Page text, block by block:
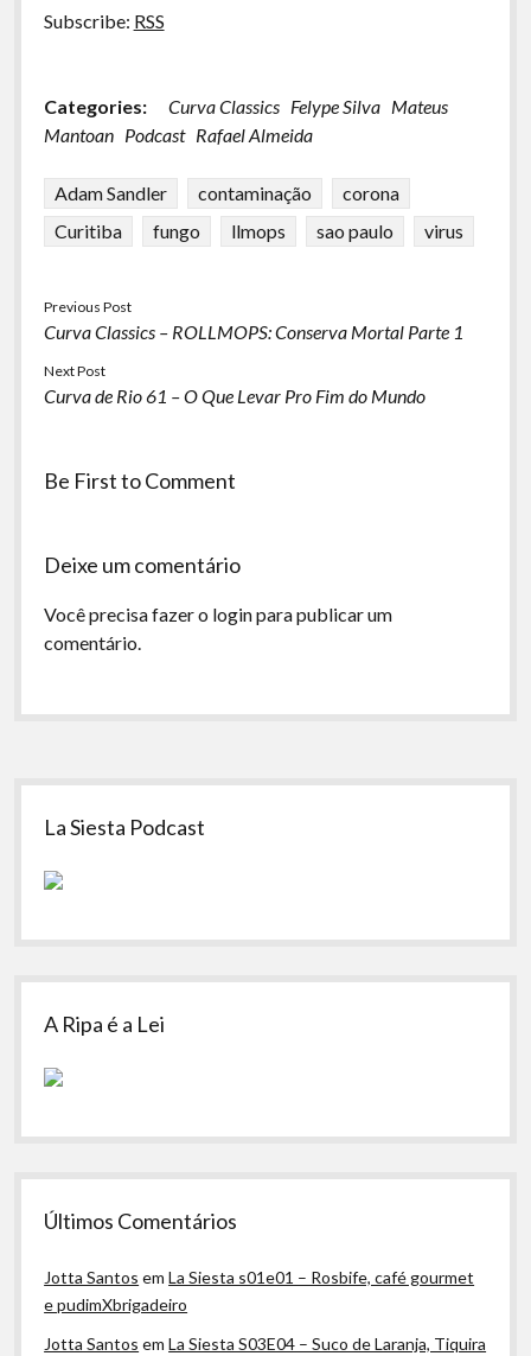
Subscribe: RSS
Categories: Curva Classics Felype Silva Mateus
Mantoan Podcast Rafael Almeida
Adam Sandler contaminação
corona
Curitiba
fungo llmops sao paulo virus
Previous Post
Curva Classics – ROLLMOPS: Conserva Mortal Parte 1
Next Post
Curva de Rio 61 – O Que Levar Pro Fim do Mundo
Be First to Comment
Deixe um comentário
Você precisa fazer o loginpara publicar um
comentário.
Sidebar
La Siesta Podcast
A Ripa é a Lei
Últimos Comentários
Jotta Santos emLa Siesta s01e01 – Rosbife, café gourmet
e pudimXbrigadeiro
Jotta Santos emLa Siesta S03E04 – Suco de Laranja, Tiquira